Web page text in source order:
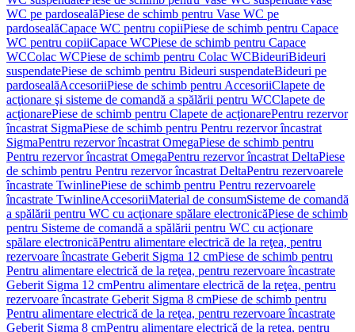
WC pe pardosealăPiese de schimb pentru Vase WC pe
pardosealăCapace WC pentru copiiPiese de schimb pentru Capace
WC pentru copiiCapace WCPiese de schimb pentru Capace
WCColac WCPiese de schimb pentru Colac WCBideuriBideuri
suspendatePiese de schimb pentru Bideuri suspendateBideuri pe
pardosealăAccesoriiPiese de schimb pentru AccesoriiClapete de
acţionare şi sisteme de comandă a spălării pentru WCClapete de
acţionarePiese de schimb pentru Clapete de acţionarePentru rezervor
încastrat SigmaPiese de schimb pentru Pentru rezervor încastrat
SigmaPentru rezervor încastrat OmegaPiese de schimb pentru
Pentru rezervor încastrat OmegaPentru rezervor încastrat DeltaPiese
de schimb pentru Pentru rezervor încastrat DeltaPentru rezervoarele
încastrate TwinlinePiese de schimb pentru Pentru rezervoarele
încastrate TwinlineAccesoriiMaterial de consumSisteme de comandă
a spălării pentru WC cu acţionare spălare electronicăPiese de schimb
pentru Sisteme de comandă a spălării pentru WC cu acţionare
spălare electronicăPentru alimentare electrică de la reţea, pentru
rezervoare încastrate Geberit Sigma 12 cmPiese de schimb pentru
Pentru alimentare electrică de la reţea, pentru rezervoare încastrate
Geberit Sigma 12 cmPentru alimentare electrică de la reţea, pentru
rezervoare încastrate Geberit Sigma 8 cmPiese de schimb pentru
Pentru alimentare electrică de la reţea, pentru rezervoare încastrate
Geberit Sigma 8 cmPentru alimentare electrică de la reţea, pentru